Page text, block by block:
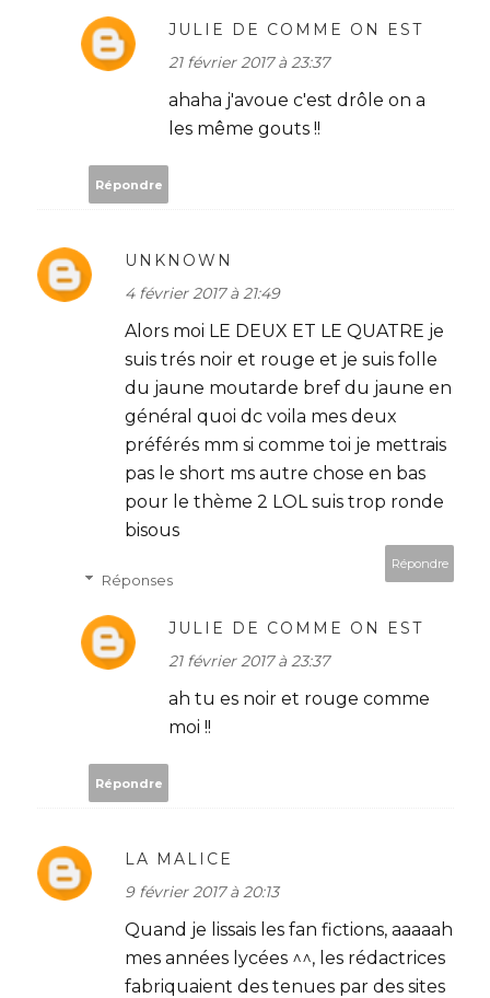
JULIE DE COMME ON EST
21 février 2017 à 23:37
ahaha j'avoue c'est drôle on a
les même gouts !!
Répondre
UNKNOWN
4 février 2017 à 21:49
Alors moi LE DEUX ET LE QUATRE je
suis trés noir et rouge et je suis folle
du jaune moutarde bref du jaune en
général quoi dc voila mes deux
préférés mm si comme toi je mettrais
pas le short ms autre chose en bas
pour le thème 2 LOL suis trop ronde
bisous
Répondre
Réponses
JULIE DE COMME ON EST
21 février 2017 à 23:37
ah tu es noir et rouge comme
moi !!
Répondre
LA MALICE
9 février 2017 à 20:13
Quand je lissais les fan fictions, aaaaah
mes années lycées ^^, les rédactrices
fabriquaient des tenues par des sites